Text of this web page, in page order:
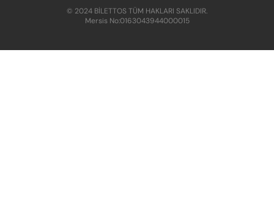
© 2024 BİLETTOS TÜM HAKLARI SAKLIDIR.
Mersis No:0163043944000015